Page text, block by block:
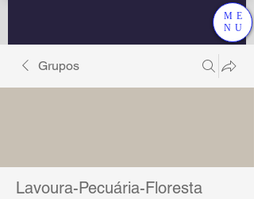
ME
NU
Grupos
Lavoura-Pecuária-Floresta